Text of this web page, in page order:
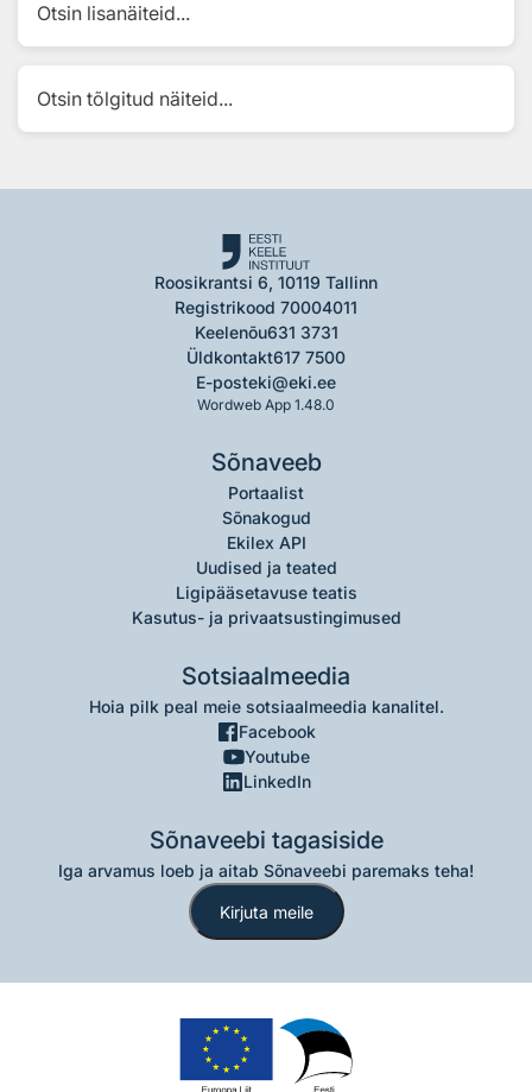
Otsin lisanäiteid...
Otsin tõlgitud näiteid...
Roosikrantsi 6, 10119 Tallinn
Registrikood 70004011
Keelenõu631 3731
Üldkontakt617 7500
E-posteki@eki.ee
Wordweb App 1.48.0
Sõnaveeb
Portaalist
Sõnakogud
Ekilex API
Uudised ja teated
Ligipääsetavuse teatis
Kasutus- ja privaatsustingimused
Sotsiaalmeedia
Hoia pilk peal meie sotsiaalmeedia kanalitel.
Facebook
Youtube
LinkedIn
Sõnaveebi tagasiside
Iga arvamus loeb ja aitab Sõnaveebi paremaks teha!
Kirjuta meile